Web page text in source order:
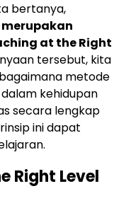
bertanya,
at the Right
tersebut, kita
metode
kehidupan
secara lengkap
ini dapat
Right Level